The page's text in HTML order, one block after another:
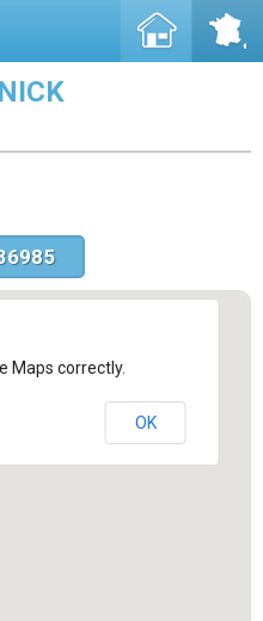
Maps correctly.
OK